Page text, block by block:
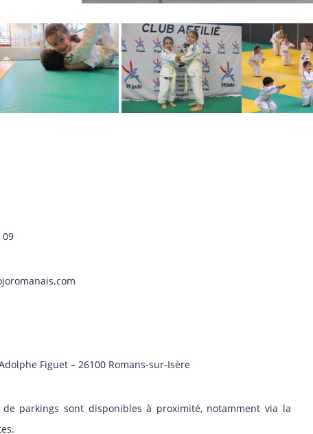
09
Figuet – 26100 Romans-sur-Isère
de parkings sont disponibles à proximité, notamment via la